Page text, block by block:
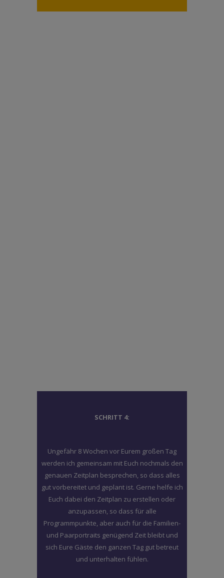
SCHRITT 4:
Ungefähr 8 Wochen vor Eurem großen Tag
werden ich gemeinsam mit Euch nochmals den
genauen Zeitplan besprechen, so dass alles
gut vorbereitet und geplant ist. Gerne helfe ich
Euch dabei den Zeitplan zu erstellen oder
anzupassen, so dass für alle
Programmpunkte, aber auch für die Familien-
und Paarportraits genügend Zeit bleibt und
sich Eure Gäste den ganzen Tag gut betreut
und unterhalten fühlen.